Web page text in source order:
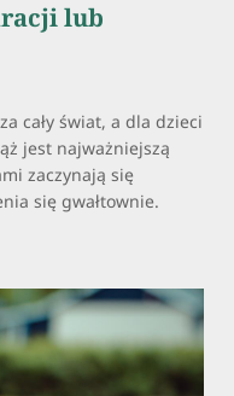
lub
cały świat, a dla dzieci
jest najważniejszą
zaczynają się
się gwałtownie.